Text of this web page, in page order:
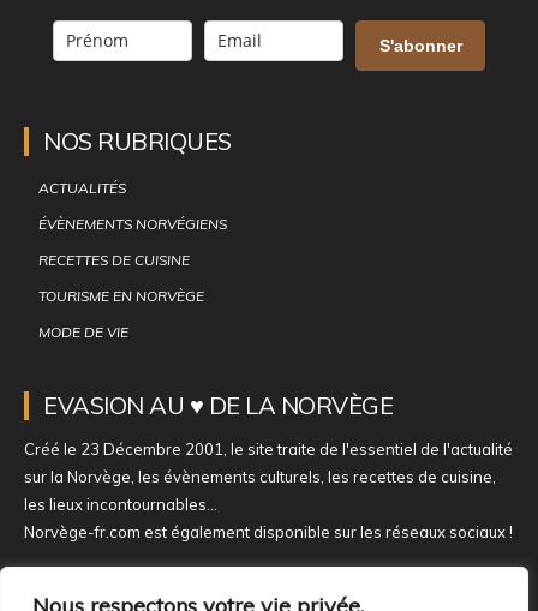
S'abonner
NOS RUBRIQUES
ACTUALITÉS
ÉVÈNEMENTS NORVÉGIENS
RECETTES DE CUISINE
TOURISME EN NORVÈGE
MODE DE VIE
EVASION AU ♥ DE LA NORVÈGE
Créé le 23 Décembre 2001, le site traite de l'essentiel de l'actualité
sur la Norvège, les évènements culturels, les recettes de cuisine,
les lieux incontournables...
Norvège-fr.com est également disponible sur les réseaux sociaux !